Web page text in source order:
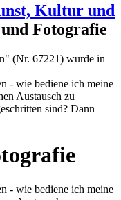
Kultur und
Fotografie
(Nr. 67221) wurde in
- wie bediene ich meine
Austausch zu
sind? Dann
- wie bediene ich meine